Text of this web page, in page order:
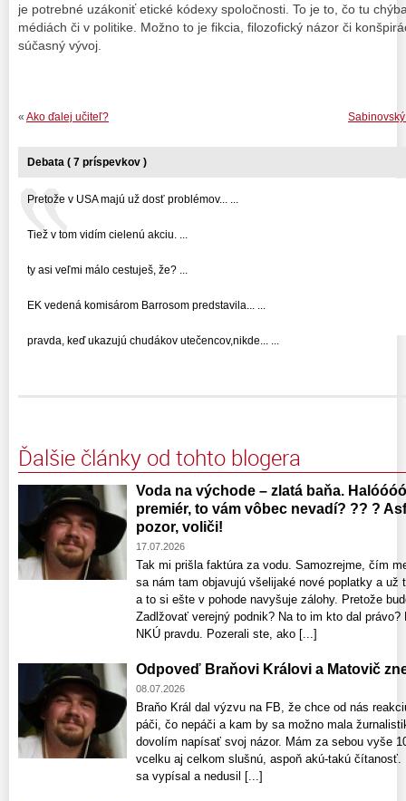
je potrebné uzákoniť etické kódexy spoločnosti. To je to, čo tu
médiách či v politike. Možno to je fikcia, filozofický názor či
súčasný vývoj.
« Ako ďalej učiteľ?
Debata ( 7 príspevkov )
Pretože v USA majú už dosť problémov... ...
Tiež v tom vidím cielenú akciu. ...
ty asi veľmi málo cestuješ, že? ...
EK vedená komisárom Barrosom predstavila... ...
pravda, keď ukazujú chudákov utečencov,nikde... ...
Ďalšie články od tohto blogera
Voda na východe – zlatá baňa.
premiér, to vám vôbec nevadí? ?? ?
pozor, voliči!
17.07.2026
Tak mi prišla faktúra za vodu. Samozrejme, čím
sa nám tam objavujú všelijaké nové poplatky a
a to si ešte v pohode navyšuje zálohy. Pretože
Zadlžovať verejný podnik? Na to im kto dal
NKÚ pravdu. Pozerali ste, ako [...]
Odpoveď Braňovi Královi a Matovič
08.07.2026
Braňo Král dal výzvu na FB, že chce od nás
páči, čo nepáči a kam by sa možno mala
dovolím napísať svoj názor. Mám za sebou vyše
vcelku aj celkom slušnú, aspoň akú-takú
sa vypísal a nedusil [...]